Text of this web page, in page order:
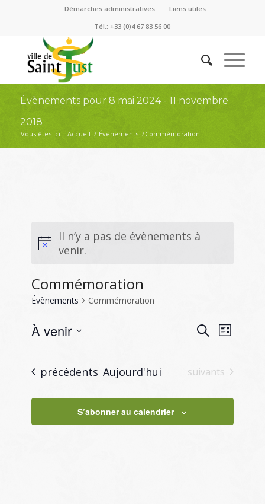
Démarches administratives
Liens utiles
Tél.: +33 (0)4 67 83 56 00
Évènements pour 8 mai 2024 - 11 novembre
2018
Vous êtes ici : Accueil / Évènements /Commémoration
Il n’y a pas de évènements à
venir.
Commémoration
Évènements Commémoration
et
vues
Recherche
de
vues
Liste
À venir
Sélectionnez
une
date.
Évènements
précédents Aujourd'hui Évènements
suivants
S’abonner au calendrier